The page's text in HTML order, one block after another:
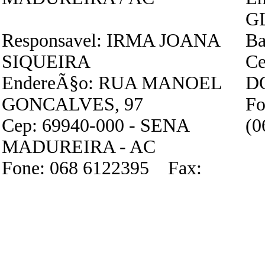
Responsavel: IRMA JOANA
SIQUEIRA
EndereÃ§o: RUA MANOEL
GONCALVES, 97
Cep: 69940-000 - SENA
MADUREIRA - AC
Fone: 068 6122395 Fax: